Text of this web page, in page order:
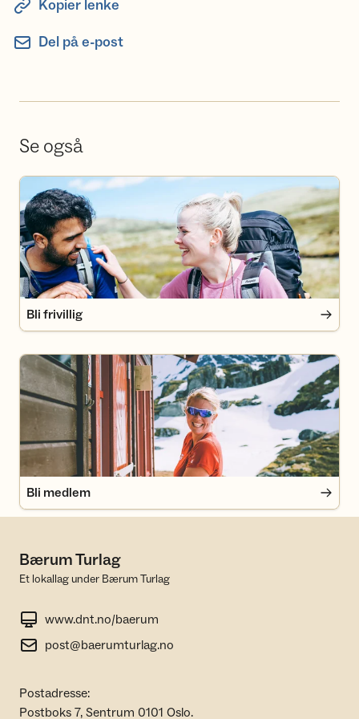
Kopier lenke
Del på e-post
Se også
Bli frivillig
Bli frivillig
Bli medlem
Bli medlem
Bærum Turlag
Et lokallag under Bærum Turlag
www.dnt.no/baerum
post@baerumturlag.no
Postadresse:
Postboks 7, Sentrum 0101 Oslo.